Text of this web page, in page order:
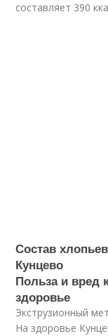
составляет 390
Состав
Кунцево
Польза и вред
здоровье
Экструзионный
На здоровье